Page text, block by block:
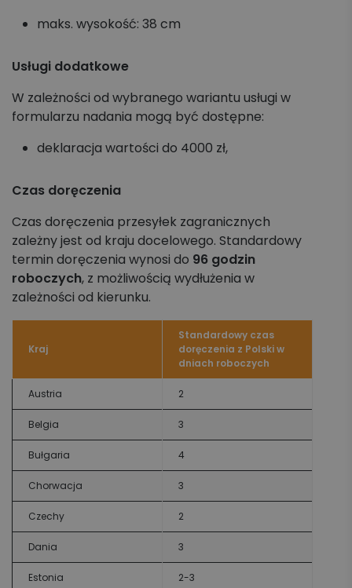
maks. wysokość: 38 cm
Usługi dodatkowe
W zależności od wybranego wariantu usługi w
formularzu nadania mogą być dostępne:
deklaracja wartości do 4000 zł,
Czas doręczenia
Czas doręczenia przesyłek zagranicznych
zależny jest od kraju docelowego. Standardowy
termin doręczenia wynosi do 96 godzin
roboczych, z możliwością wydłużenia w
zależności od kierunku.
Kraj
Standardowy czas
doręczenia z Polski w
dniach roboczych
Austria 2
Belgia 3
Bułgaria 4
Chorwacja 3
Czechy 2
Dania 3
Estonia 2-3